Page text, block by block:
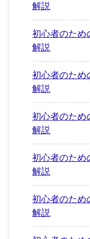
解説
初心者のた
解説
初心者のた
解説
初心者のた
解説
初心者のた
解説
初心者のた
解説